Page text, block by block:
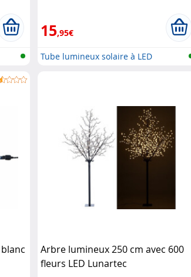
15,95€
Tube lumineux solaire à LED
Arbre lumineux 250 cm avec 600
fleurs LED Lunartec